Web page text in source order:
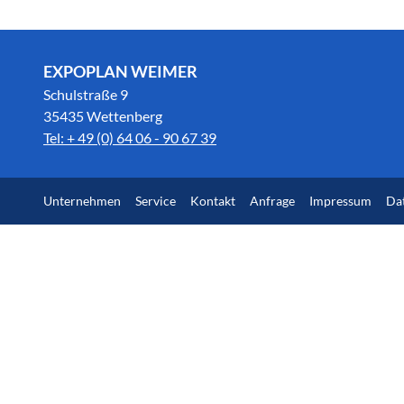
EXPOPLAN WEIMER
Schulstraße 9
35435 Wettenberg
Tel: + 49 (0) 64 06 - 90 67 39
Unternehmen Service Kontakt Anfrage Impressum